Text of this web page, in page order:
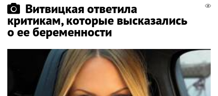
Витвицкая ответила
критикам, которые высказались
о ее беременности